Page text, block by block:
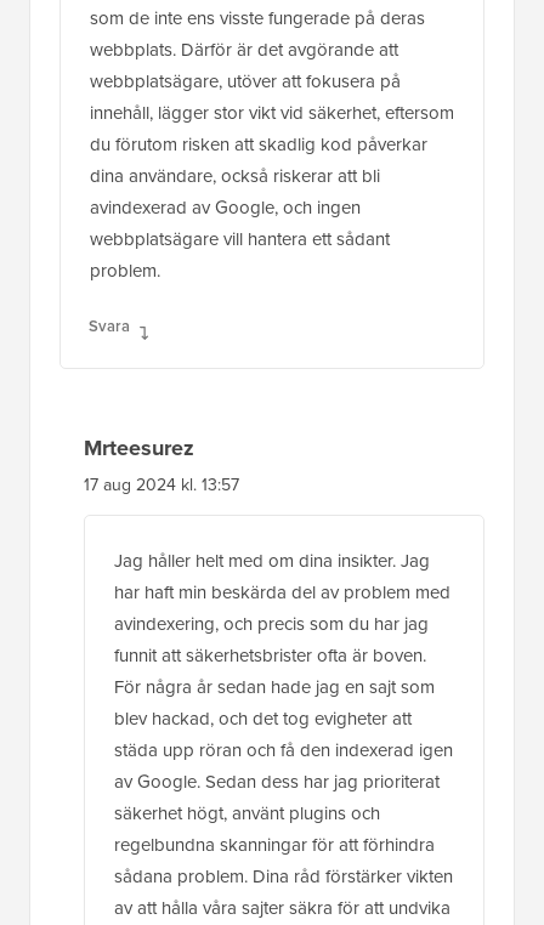
som de inte ens visste fungerade på deras
webbplats. Därför är det avgörande att
webbplatsägare, utöver att fokusera på
innehåll, lägger stor vikt vid säkerhet, eftersom
du förutom risken att skadlig kod påverkar
dina användare, också riskerar att bli
avindexerad av Google, och ingen
webbplatsägare vill hantera ett sådant
problem.
Svara
Mrteesurez
17 aug 2024 kl. 13:57
Jag håller helt med om dina insikter. Jag
har haft min beskärda del av problem med
avindexering, och precis som du har jag
funnit att säkerhetsbrister ofta är boven.
För några år sedan hade jag en sajt som
blev hackad, och det tog evigheter att
städa upp röran och få den indexerad igen
av Google. Sedan dess har jag prioriterat
säkerhet högt, använt plugins och
regelbundna skanningar för att förhindra
sådana problem. Dina råd förstärker vikten
av att hålla våra sajter säkra för att undvika